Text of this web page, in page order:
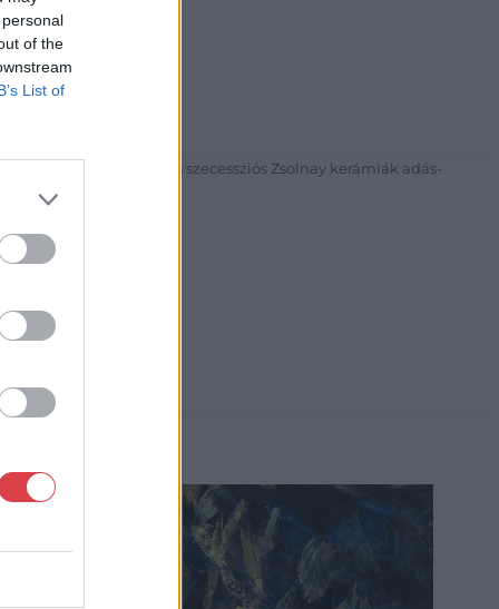
of the
List of
269-4681
magyar festészet és szecessziós Zsolnay kerámiák adás-